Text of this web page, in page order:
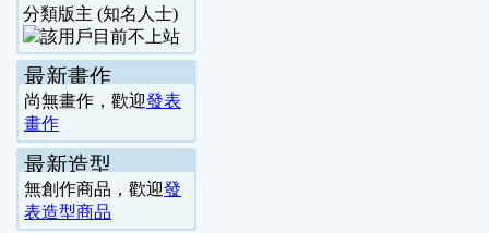
分類版主 (知名人士)
最新畫作
尚無畫作，歡迎發表
畫作
最新造型
無創作商品，歡迎發
表造型商品